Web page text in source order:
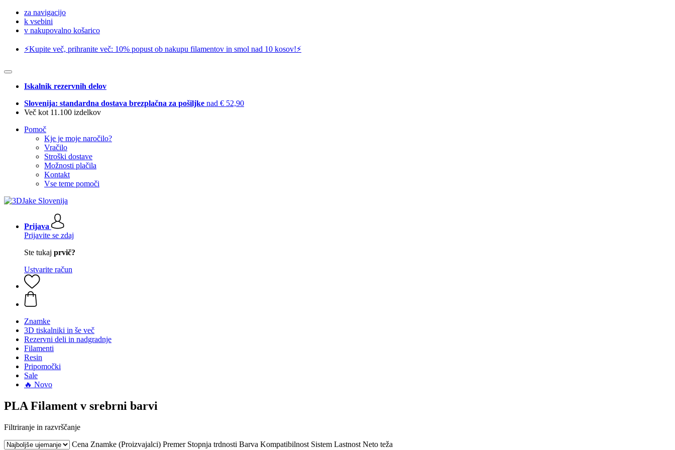
za navigacijo
k vsebini
v nakupovalno košarico
⚡️Kupite več, prihranite več: 10% popust ob nakupu filamentov in smol nad 10 kosov!⚡️
Iskalnik rezervnih delov
Slovenija: standardna dostava brezplačna za pošiljke nad € 52,90
Več kot 11.100 izdelkov
Pomoč
Kje je moje naročilo?
Vračilo
Stroški dostave
Možnosti plačila
Kontakt
Vse teme pomoči
Prijava
Prijavite se zdaj
Ste tukaj prvič?
Ustvarite račun
Znamke
3D tiskalniki in še več
Rezervni deli in nadgradnje
Filamenti
Resin
Pripomočki
Sale
🔥 Novo
PLA Filament v srebrni barvi
Filtriranje in razvrščanje
Cena Znamke (Proizvajalci) Premer Stopnja trdnosti Barva Kompatibilnost Sistem Lastnost Neto teža